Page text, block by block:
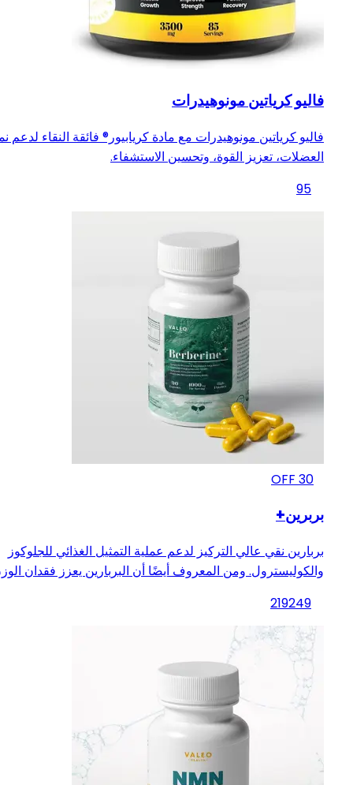
فاليو كرياتين مونوهيدرات
فاليو كرياتين مونوهيدرات مع مادة كريابيور® فائقة النقاء لدعم
العضلات، تعزيز القوة، وتحسين الاستشفاء.
95
30
بربرين+
بربارين نقي عالي التركيز لدعم عملية التمثيل الغذائي للجلوكوز
والكوليسترول. ومن المعروف أيضًا أن البربارين يعزز فقدان
219249